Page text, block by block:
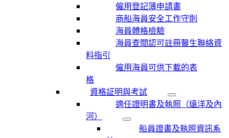
僱用登記簿申請書
商船海員安全工作守則
海員體格檢驗
海員查閱認可註冊醫生聯絡資
料指引
僱用海員可供下載的表
格
資格証明與考試
適任證明書及執照（遠洋及內
河）
船員證書及執照資訊系